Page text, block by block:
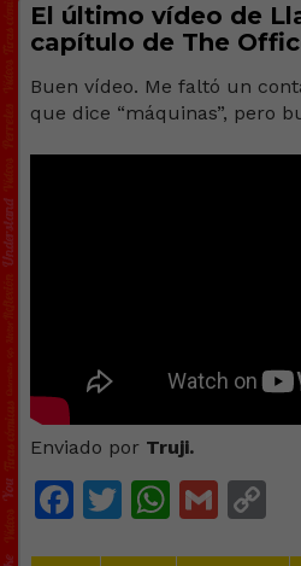
El último vídeo de
capítulo de The
Buen vídeo. Me faltó un
que dice “máquinas”, pero
Enviado por Truji.
Facebook
TwitterGmail